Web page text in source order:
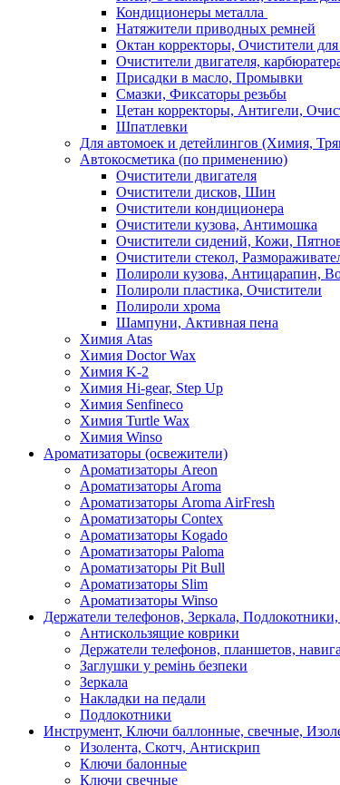
Кондиционеры металла
Натяжители приводных ремней
Октан корректоры, Очистители для
Очистители двигателя,
Присадки в масло, Промывки
Смазки, Фиксаторы резьбы
Цетан корректоры, Антигели,
Шпатлевки
Для автомоек и детейлингов (Химия,
Автокосметика (по применению)
Очистители двигателя
Очистители дисков, Шин
Очистители кондиционера
Очистители кузова, Антимошка
Очистители сидений, Кожи,
Очистители стекол,
Полироли кузова, Антицарапин,
Полироли пластика, Очистители
Полироли хрома
Шампуни, Активная пена
Химия Atas
Химия Doctor Wax
Химия K-2
Химия Hi-gear, Step Up
Химия Senfineco
Химия Turtle Wax
Химия Winso
Ароматизаторы (освежители)
Ароматизаторы Areon
Ароматизаторы Aroma
Ароматизаторы Aroma AirFresh
Ароматизаторы Contex
Ароматизаторы Kogado
Ароматизаторы Paloma
Ароматизаторы Pit Bull
Ароматизаторы Slim
Ароматизаторы Winso
Держатели телефонов, Зеркала,
Антискользящие коврики
Держатели телефонов, планшетов,
Заглушки у ремінь безпеки
Зеркала
Накладки на педали
Подлокотники
Инструмент, Ключи баллонные, свечные,
Изолента, Скотч, Антискрип
Ключи балонные
Ключи свечные